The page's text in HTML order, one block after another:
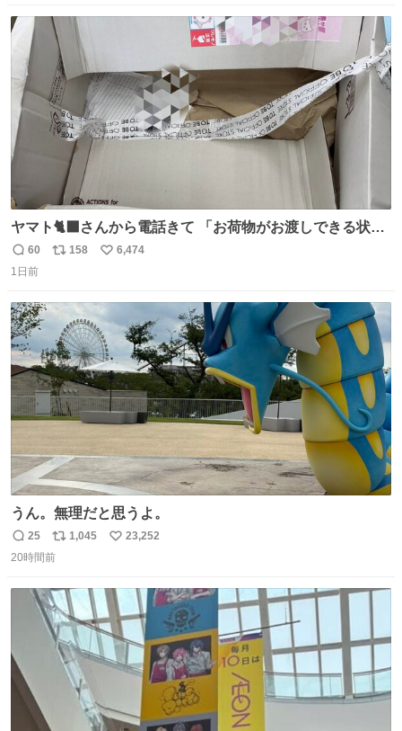
ト
ヤマト🐈‍⬛さんから電話きて 「お荷物がお渡しできる状況
でない程潰れてまして」って えっ😳 見に行くとこの状態
😭 海渡ってくる時に潰れたっぽい 「一旦戻して新しいの
て事で中身無事だったから連れて帰って来た😅 壊れる物な
くて良かった
返
信
60
リ
ト
数
158
い
数
6,474
1日前
うん。無理だと思うよ。
返
信
25
リ
ポ
ト
数
1,045
い
数
23,252
20時間前